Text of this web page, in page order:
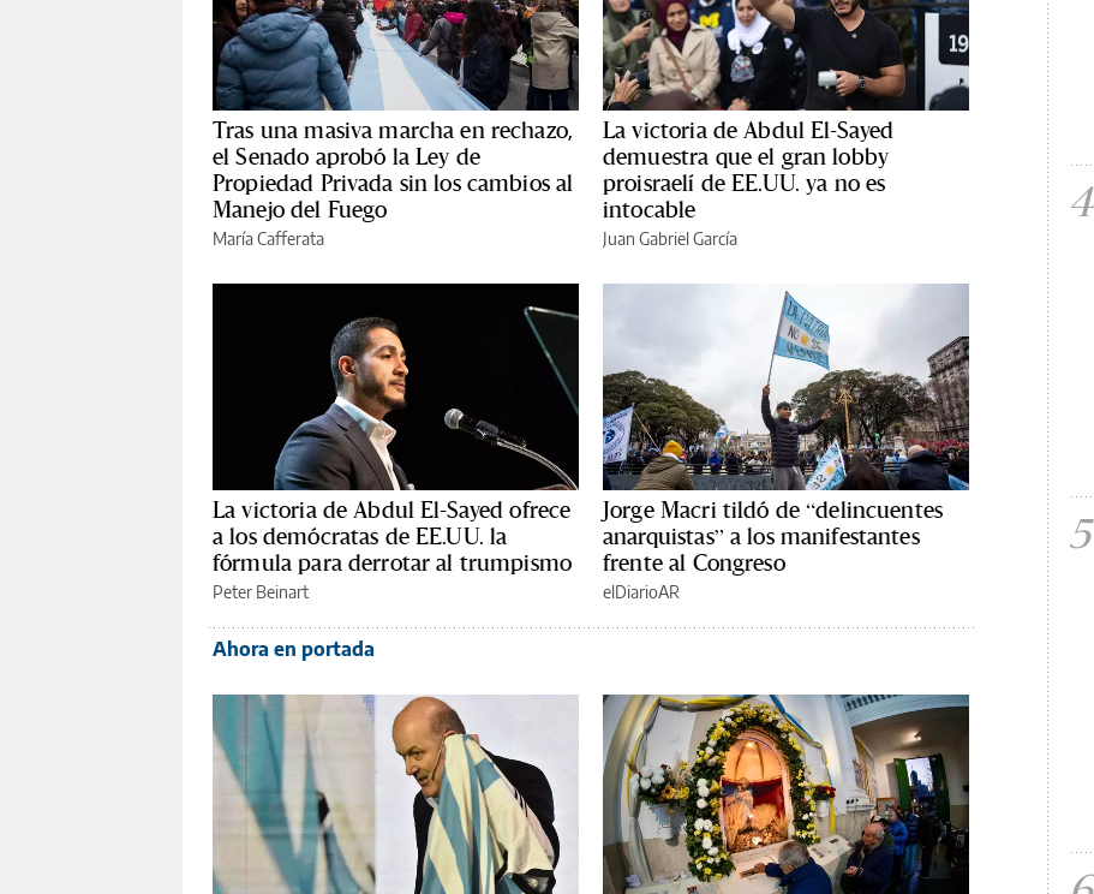
Tras una masiva marcha en rechazo,
el Senado aprobó la Ley de
Propiedad Privada sin los cambios al
Manejo del Fuego
María Cafferata
La victoria de Abdul El-Sayed
demuestra que el gran lobby
proisraelí de EE.UU. ya no es
intocable
Juan Gabriel García
La victoria de Abdul El-Sayed ofrece
a los demócratas de EE.UU. la
fórmula para derrotar al trumpismo
Peter Beinart
Jorge Macri tildó de “delincuentes
anarquistas” a los manifestantes
frente al Congreso
elDiarioAR
Ahora en portada
4
5